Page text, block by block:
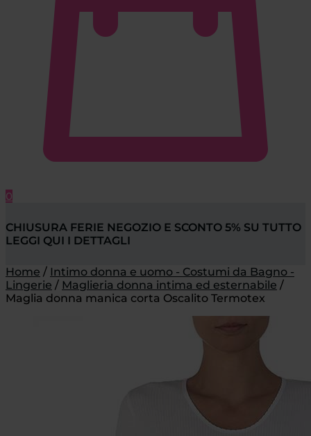
0
CHIUSURA FERIE NEGOZIO E SCONTO 5% SU TUTTO
LEGGI QUI I DETTAGLI
Home / Intimo donna e uomo - Costumi da Bagno -
Lingerie / Maglieria donna intima ed esternabile /
Maglia donna manica corta Oscalito Termotex